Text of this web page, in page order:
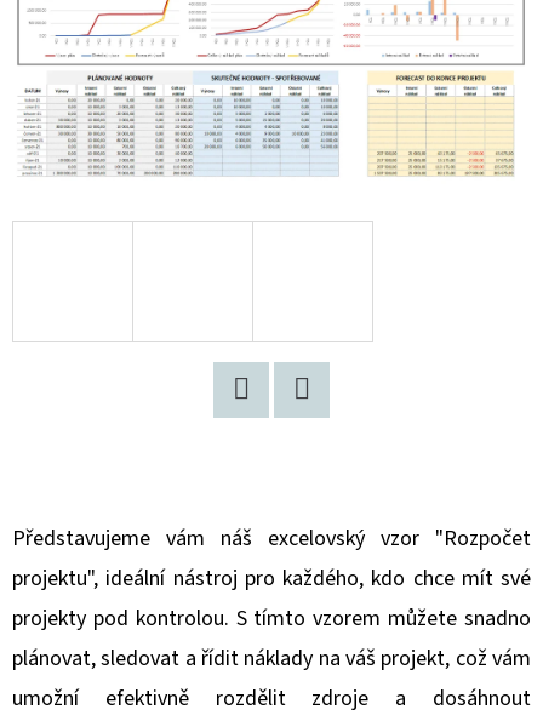
Představujeme vám náš excelovský vzor "Rozpočet
projektu", ideální nástroj pro každého, kdo chce mít své
projekty pod kontrolou. S tímto vzorem můžete snadno
plánovat, sledovat a řídit náklady na váš projekt, což vám
umožní efektivně rozdělit zdroje a dosáhnout
?
HLEDAT
D
Č
U
J
E
M
E